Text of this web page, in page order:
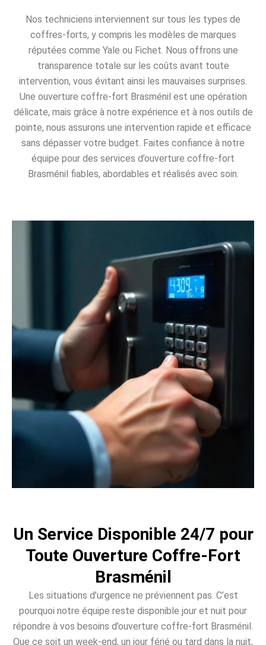
Nos techniciens interviennent sur tous les types de
coffres-forts, y compris les modèles de marques
réputées comme Yale ou Fichet. Nous offrons une
transparence totale sur les coûts avant toute
intervention, vous évitant ainsi les mauvaises surprises.
Une ouverture coffre-fort Brasménil est une opération
délicate, mais grâce à notre expérience et à nos outils de
pointe, nous assurons une intervention rapide et efficace
sans dépasser votre budget. Faites confiance à notre
équipe pour des services d’ouverture coffre-fort
Brasménil fiables, abordables et réalisés avec soin.
Un Service Disponible 24/7 pour
Toute Ouverture Coffre-Fort
Brasménil
Les situations d’urgence ne préviennent pas. C’est
pourquoi notre équipe reste disponible jour et nuit pour
répondre à vos besoins d’ouverture coffre-fort Brasménil.
Que ce soit un week-end, un jour férié ou tard dans la nuit,